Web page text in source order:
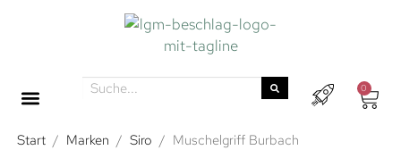
0
Start / Marken / Siro / Muschelgriff Burbach